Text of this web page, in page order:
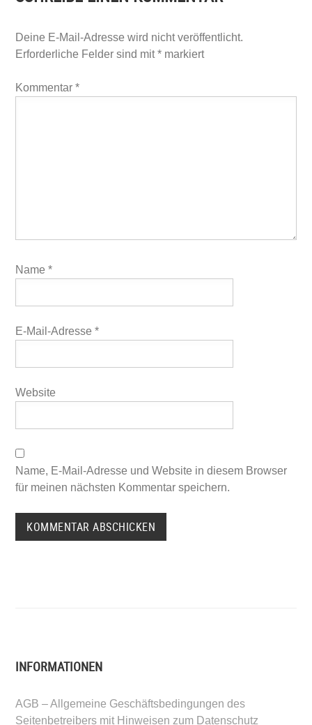
Deine E-Mail-Adresse wird nicht veröffentlicht.
Erforderliche Felder sind mit* markiert
Kommentar*
Name*
E-Mail-Adresse*
Website
Name, E-Mail-Adresse und Website in diesem Browser
für meinen nächsten Kommentar speichern.
INFORMATIONEN
AGB – Allgemeine Geschäftsbedingungen des
Seitenbetreibers mit Hinweisen zum Datenschutz